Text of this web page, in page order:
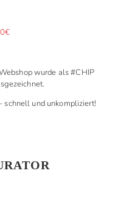
wurde als #CHIP
schnell und unkompliziert!